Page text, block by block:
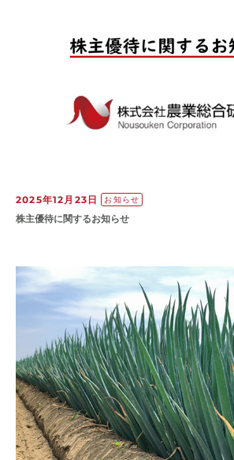
2025年12月23日 お知らせ
株主優待に関するお知らせ